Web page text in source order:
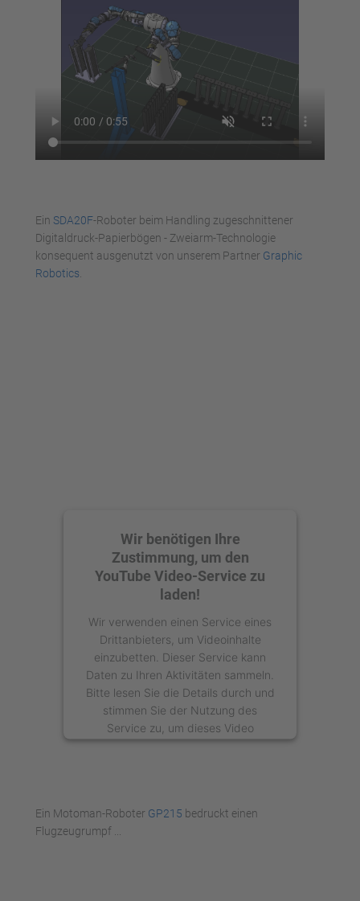
Ein SDA20F-Roboter beim Handling zugeschnittener
Digitaldruck-Papierbögen - Zweiarm-Technologie
konsequent ausgenutzt von unserem Partner Graphic
Robotics
Wir benötigen Ihre
Zustimmung, um den
YouTube Video-Service zu
laden!
Wir verwenden einen Service eines
Drittanbieters, um Videoinhalte
einzubetten. Dieser Service kann
Daten zu Ihren Aktivitäten sammeln.
Bitte lesen Sie die Details durch und
stimmen Sie der Nutzung des
Service zu, um dieses Video
anzusehen.
Ein Motoman-Roboter GP215 bedruckt einen
Flugzeugrumpf ...